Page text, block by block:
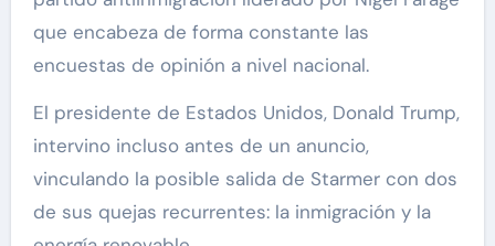
que encabeza de forma constante las
encuestas de opinión a nivel nacional.
El presidente de Estados Unidos, Donald Trump,
intervino incluso antes de un anuncio,
vinculando la posible salida de Starmer con dos
de sus quejas recurrentes: la inmigración y la